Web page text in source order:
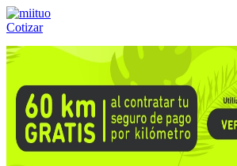
Cotizar
Llámanos al:(55) 84-21-05-00 ó